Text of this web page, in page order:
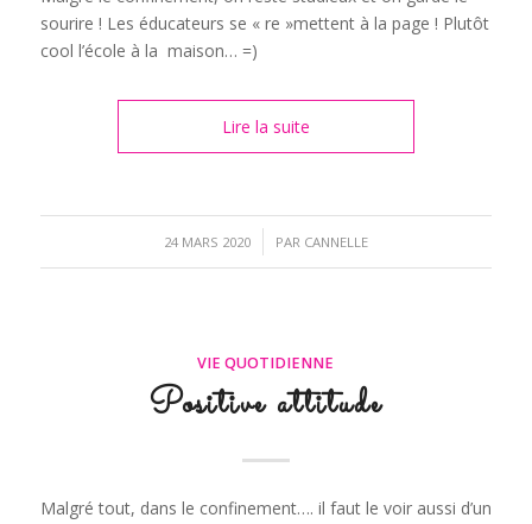
sourire ! Les éducateurs se « re »mettent à la page ! Plutôt
cool l’école à la maison… =)
Lire la suite
24 MARS 2020
/ PAR CANNELLE
VIE QUOTIDIENNE
Positive attitude
Malgré tout, dans le confinement…. il faut le voir aussi d’un